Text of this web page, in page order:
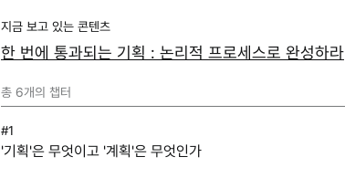
지금 보고 있는 콘텐츠
한 번에 통과되는 기획 : 논리적 프로세스로 완성하라
총 6개의 챕터
#1
'기획'은 무엇이고 '계획'은 무엇인가